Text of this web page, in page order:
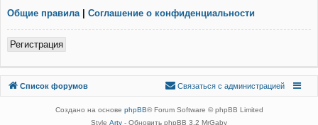
Общие правила | Соглашение о конфиденциальности
Регистрация
Список форумов
Связаться с
Связаться с администрацией
Создано на основе phpBB® Forum Software © phpBB Limited
Style Arty - Обновить phpBB 3.2 MrGaby